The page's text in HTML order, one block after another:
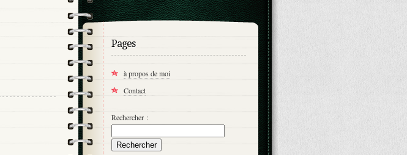
Pages
à propos de moi
Contact
Rechercher :